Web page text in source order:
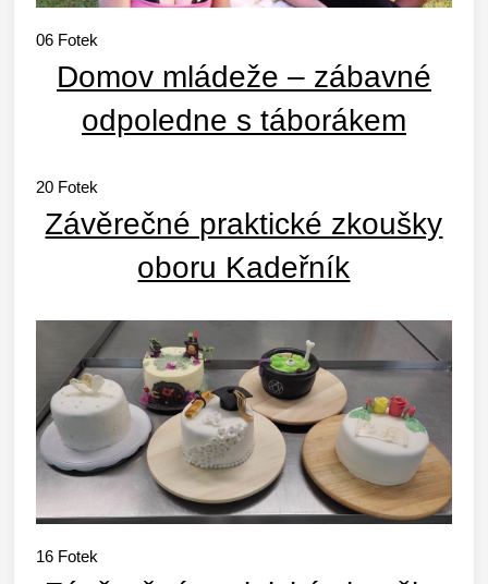
06 Fotek
Domov mládeže – zábavné
odpoledne s táborákem
20 Fotek
Závěrečné praktické zkoušky
oboru Kadeřník
16 Fotek